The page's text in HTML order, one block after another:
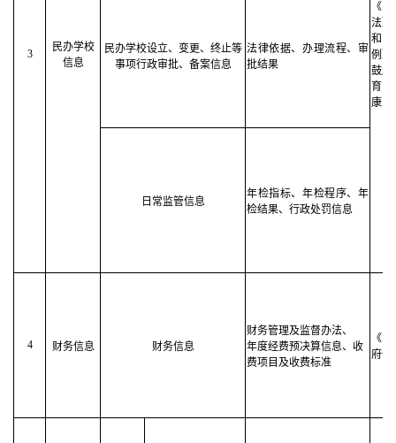
3
民办学校
信息
《
法》
和国
例》
鼓励
育
康发
民办学校设立、变更、终止等
事项行政审批、备案信息
法律依据、办理流程、审
批结果
日常监管信息
年检指标、年检程序、年
检结果、行政处罚信息
4 财务信息 财务信息
财务管理及监督办法、
年度经费预决算信息、收
费项目及收费标准
《
府信